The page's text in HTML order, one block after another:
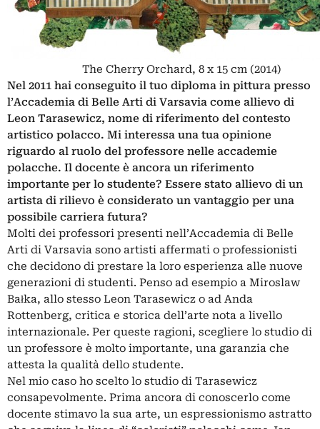
The Cherry Orchard, 8 x 15 cm (2014)
Nel 2011 hai conseguito il tuo diploma in pittura presso
l’Accademia di Belle Arti di Varsavia come allievo di
Leon Tarasewicz, nome di riferimento del contesto
artistico polacco. Mi interessa una tua opinione
riguardo al ruolo del professore nelle accademie
polacche. Il docente è ancora un riferimento
importante per lo studente? Essere stato allievo di un
artista di rilievo è considerato un vantaggio per una
possibile carriera futura?
Molti dei professori presenti nell’Accademia di Belle
Arti di Varsavia sono artisti affermati o professionisti
che decidono di prestare la loro esperienza alle nuove
generazioni di studenti. Penso ad esempio a Miroslaw
Bałka, allo stesso Leon Tarasewicz o ad Anda
Rottenberg, critica e storica dell’arte nota a livello
internazionale. Per queste ragioni, scegliere lo studio di
un professore è molto importante, una garanzia che
attesta la qualità dello studente.
Nel mio caso ho scelto lo studio di Tarasewicz
consapevolmente. Prima ancora di conoscerlo come
docente stimavo la sua arte, un espressionismo astratto